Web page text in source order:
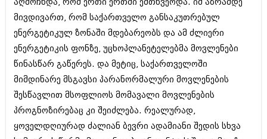
მივდივართ, რომ საქართველო განსაკუთრებულ
ენერგეტიკულ ზონაში მდებარეობს და ამ ძლიერი
ენერგეტიკის ფონზე, უცხოპლანეტელებმა მოვლენები
წინასწარ გაწერეს. და მეტიც, საქართველოში
მიმდინარე მსგავსი პარანორმალური მოვლენების
შესწავლით მსოფლიოს მომავალი მოვლენების
პროგნოზირებაც კი შეიძლება. რეალურად,
ყოველდღიურად ძალიან ბევრი ადამიანი შედის სხვა